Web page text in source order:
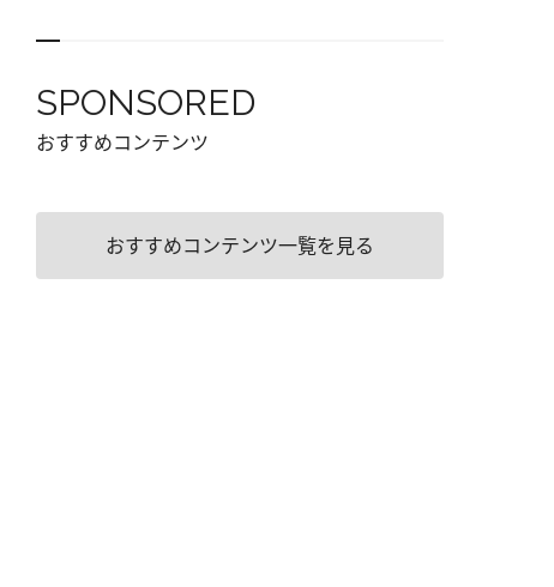
SPONSORED
おすすめコンテンツ
おすすめコンテンツ一覧を見る